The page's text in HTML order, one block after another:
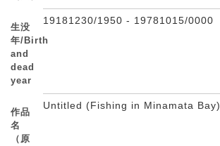
生没
年/Birth
and
dead
year
19181230/1950 - 19781015/0000
作品
名
（原
Untitled (Fishing in Minamata Bay)